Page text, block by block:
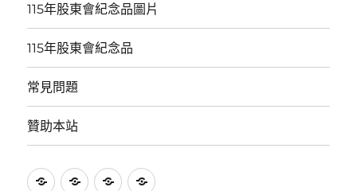
115年股東會紀念品圖片
115年股東會紀念品
常見問題
贊助本站
115 115 常 贊